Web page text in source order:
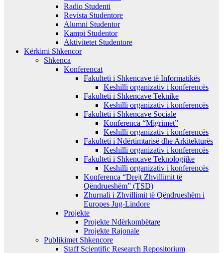
Radio Studenti
Revista Studentore
Alumni Studentor
Kampi Studentor
Aktivitetet Studentore
Kërkimi Shkencor
Shkenca
Konferencat
Fakulteti i Shkencave të Informatikës
Keshilli organizativ i konferencës
Fakulteti i Shkencave Teknike
Keshilli organizativ i konferencës
Fakulteti i Shkencave Sociale
Konferenca “Migrimet”
Keshilli organizativ i konferencës
Fakulteti i Ndërtimtarisë dhe Arkitekturës
Keshilli organizativ i konferencës
Fakulteti i Shkencave Teknologjike
Keshilli organizativ i konferencës
Konferenca “Drejt Zhvillimit të
Qëndrueshëm” (TSD)
Zhurnali i Zhvillimit të Qëndrueshëm i
Europes Jug-Lindore
Projekte
Projekte Ndërkombëtare
Projekte Rajonale
Publikimet Shkencore
Staff Scientific Research Repositorium